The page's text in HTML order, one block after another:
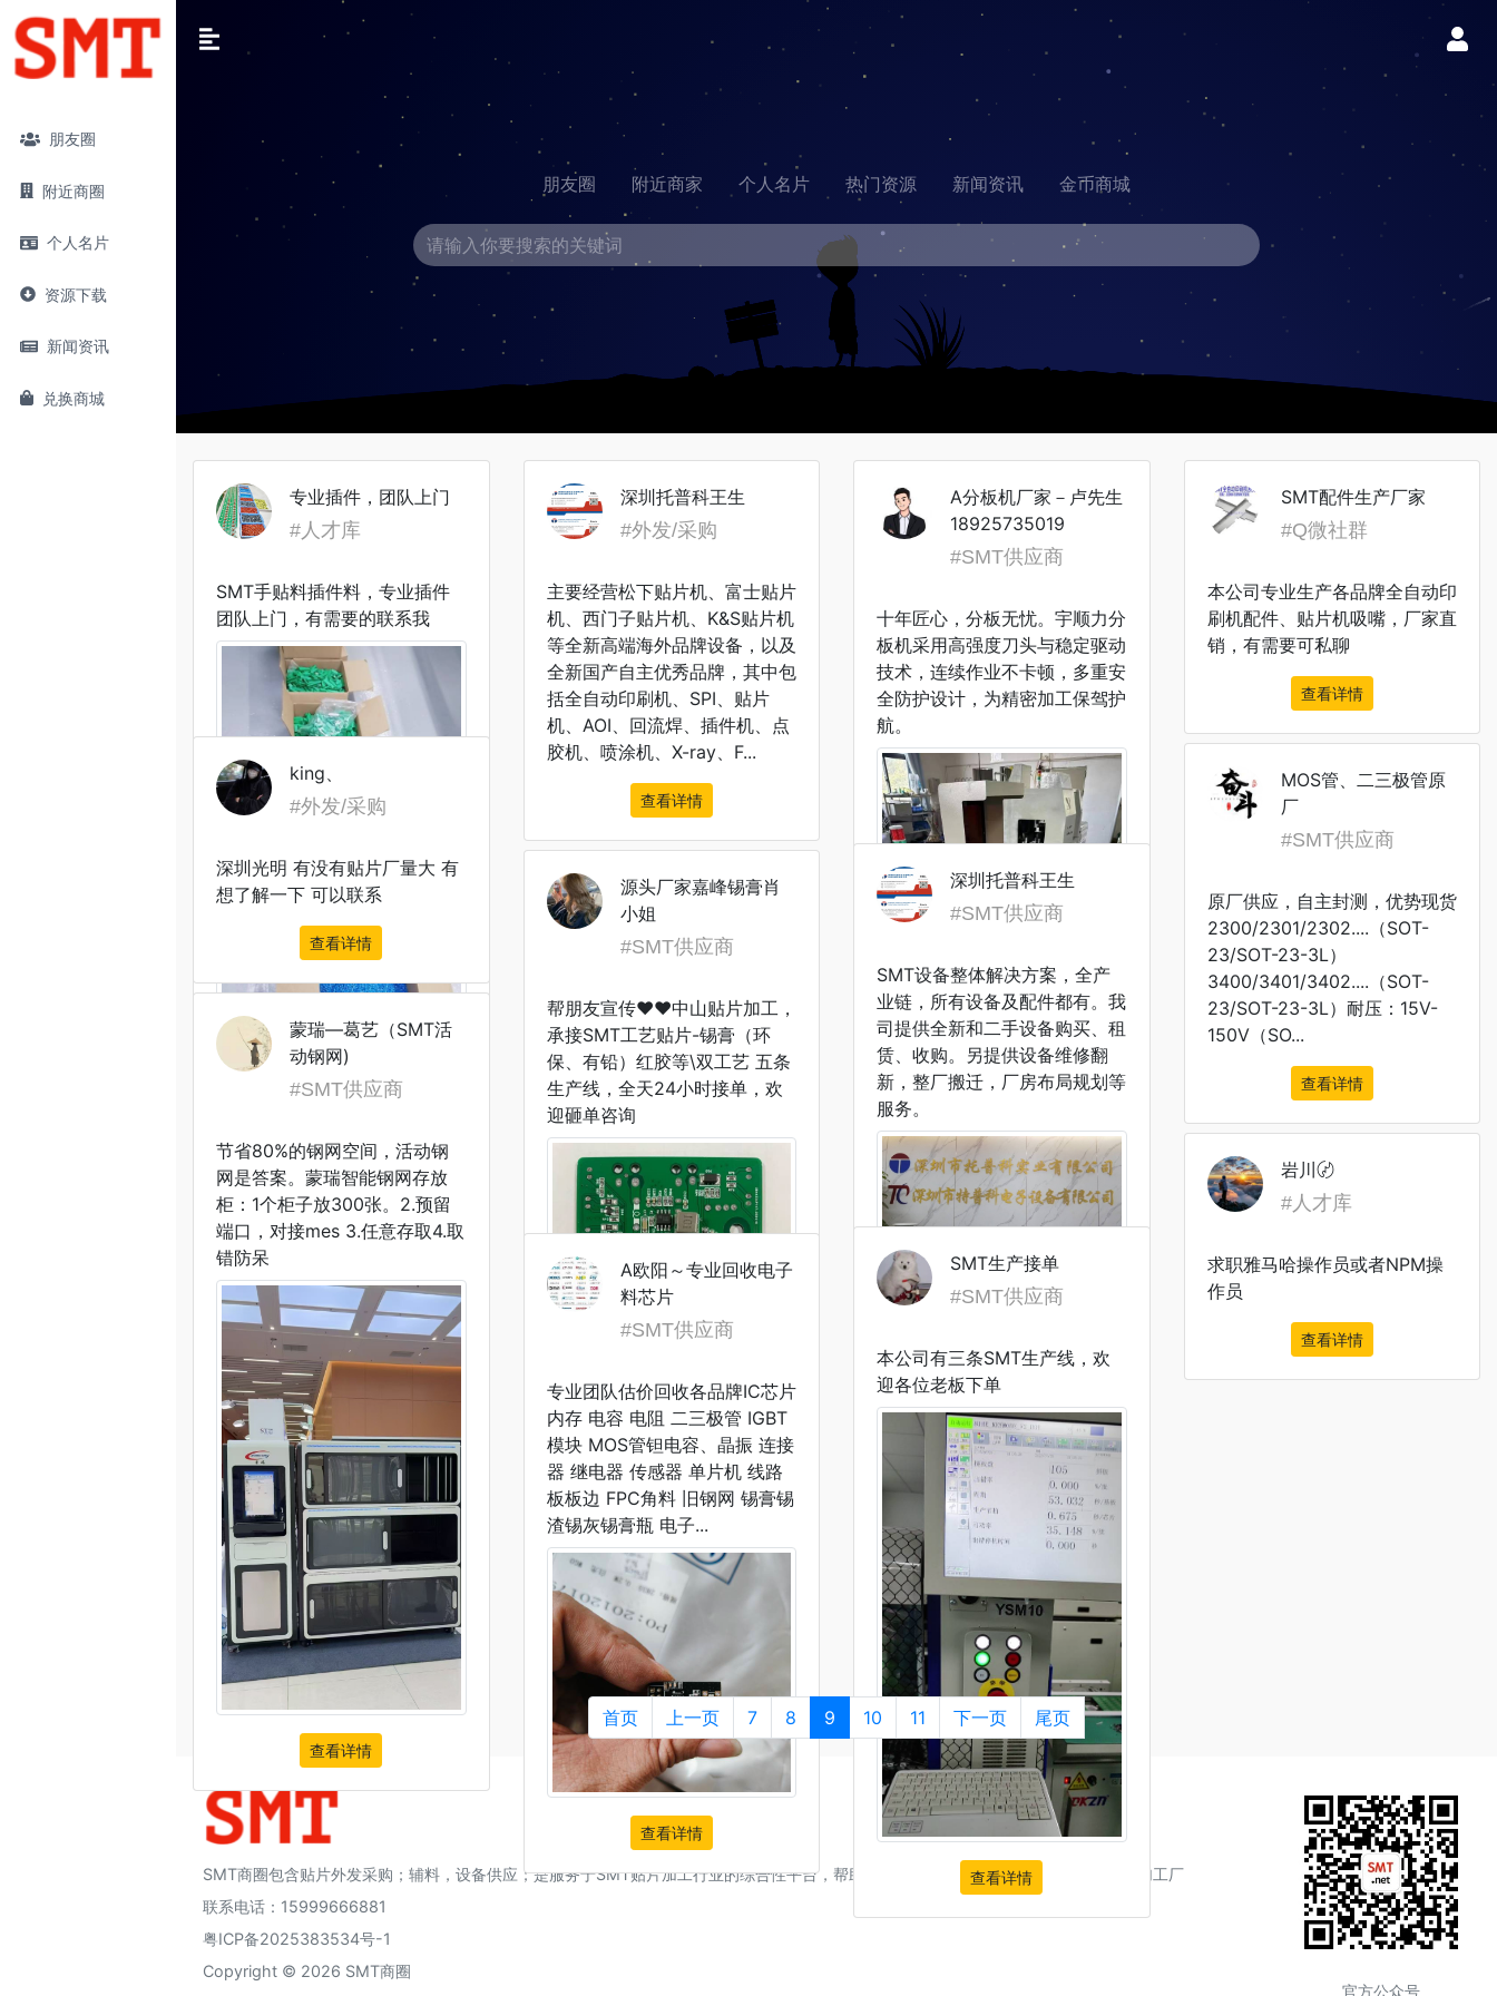
朋友圈
附近商圈
个人名片
资源下载
新闻资讯
兑换商城
朋友圈 附近商家 个人名片 热门资源 新闻资讯 金币商城
专业插件，团队上门
#人才库
SMT手贴料插件料，专业插件
团队上门，有需要的联系我
深圳托普科王生
#外发/采购
主要经营松下贴片机、富士贴片
机、西门子贴片机、K&S贴片机
等全新高端海外品牌设备，以及
全新国产自主优秀品牌，其中包
括全自动印刷机、SPI、贴片
机、AOI、回流焊、插件机、点
胶机、喷涂机、X-ray、F...
查看详情
A分板机厂家－卢先生
18925735019
#SMT供应商
十年匠心，分板无忧。宇顺力分
板机采用高强度刀头与稳定驱动
技术，连续作业不卡顿，多重安
全防护设计，为精密加工保驾护
航。
SMT配件生产厂家
#Q微社群
本公司专业生产各品牌全自动印
刷机配件、贴片机吸嘴，厂家直
销，有需要可私聊
查看详情
king、
#外发/采购
深圳光明 有没有贴片厂量大 有
想了解一下 可以联系
查看详情
MOS管、二三极管原
厂
#SMT供应商
原厂供应，自主封测，优势现货
2300/2301/2302....（SOT-
23/SOT-23-3L）
3400/3401/3402....（SOT-
23/SOT-23-3L）耐压：15V-
150V（SO...
查看详情
深圳托普科王生
#SMT供应商
SMT设备整体解决方案，全产
业链，所有设备及配件都有。我
司提供全新和二手设备购买、租
赁、收购。另提供设备维修翻
新，整厂搬迁，厂房布局规划等
服务。
查看详情
源头厂家嘉峰锡膏肖
小姐
#SMT供应商
帮朋友宣传♥♥中山贴片加工，
承接SMT工艺贴片-锡膏（环
保、有铅）红胶等\双工艺 五条
生产线，全天24小时接单，欢
迎砸单咨询
查看详情
蒙瑞—葛艺（SMT活
动钢网)
#SMT供应商
节省80%的钢网空间，活动钢
网是答案。蒙瑞智能钢网存放
柜：1个柜子放300张。2.预留
端口，对接mes 3.任意存取4.取
错防呆
查看详情
岩川〄
#人才库
求职雅马哈操作员或者NPM操
作员
查看详情
SMT生产接单
#SMT供应商
本公司有三条SMT生产线，欢
迎各位老板下单
查看详情
A欧阳～专业回收电子
料芯片
#SMT供应商
专业团队估价回收各品牌IC芯片
内存 电容 电阻 二三极管 IGBT
模块 MOS管钽电容、晶振 连接
器 继电器 传感器 单片机 线路
板板边 FPC角料 旧钢网 锡膏锡
渣锡灰锡膏瓶 电子...
查看详情
首页 上一页 7 8 9 10 11 下一页 尾页
SMT商圈包含贴片外发采购；辅料，设备供应；是服务于SMT贴片加工行业的综合性平台，帮助SMT贴片外发找到周边20公里内的贴片加工厂
联系电话：15999666881
粤ICP备2025383534号-1
Copyright © 2026 SMT商圈
官方公众号